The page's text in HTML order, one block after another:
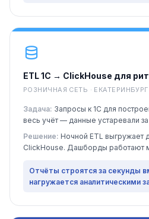
ETL 1С → ClickHouse для
РОЗНИЧНАЯ СЕТЬ · ЕКАТЕРИНБУРГ
Задача: Запросы к 1С для
весь учёт — данные устаревали
Решение: Ночной ETL выгружает
ClickHouse. Дашборды работают
Отчёты строятся за секунды
нагружается аналитическими